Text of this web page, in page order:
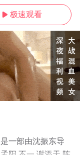
 极速观看
一部由沈振东导